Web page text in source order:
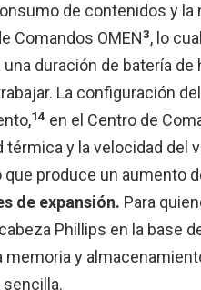
de contenidos y la
Comandos OMEN3, lo
duración de batería
La configuración
14 en el Centro de
térmica y la velocidad del
produce un aumento
de expansión. Para
Phillips en la base
memoria y
sencilla.